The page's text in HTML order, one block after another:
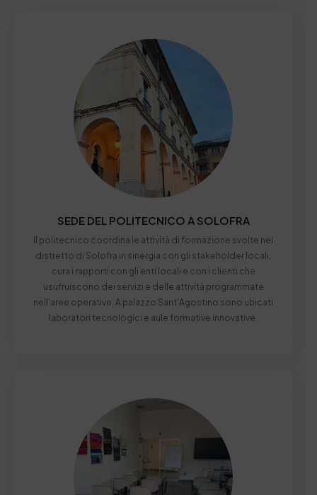
SEDE DEL POLITECNICO A SOLOFRA
II politecnico coordina le attività di formazione svolte nel
distretto di Solofra in sinergia con gli stakeholder locali,
cura i rapporti con gli enti locali e con i clienti che
usufruiscono dei servizi e delle attività programmate
nell’aree operative. A palazzo Sant’Agostino sono ubicati
laboratori tecnologici e aule formative innovative.